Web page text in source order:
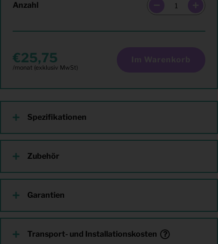
Anzahl
25,75 Im Warenkorb
Spezifikationen
Zubehör
Garantien
Transport- und Installationskosten